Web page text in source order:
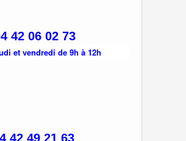
42 06 02 73
et vendredi de 9h à 12h
42 49 21 63